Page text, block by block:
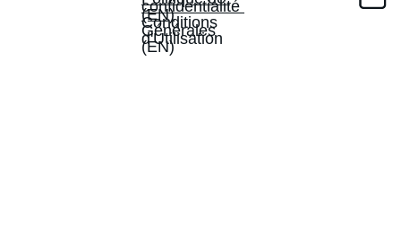
confidentialité
(EN)
Conditions
Générales
d'Utilisation
(EN)